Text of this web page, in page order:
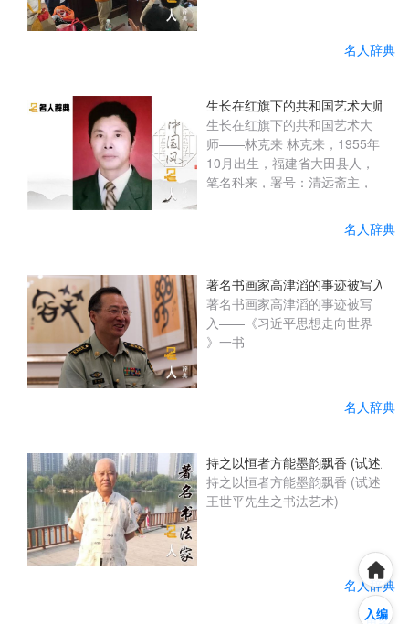
入编
迢来到会理县残联开展爱心助
式。在会理县残联的倡议支持
下，通过对接四川爱溢达飞洪
健康管理有限公司、成都青年
领秀企业管理咨询有限公司
后，两家企业积极响应为县残
名人辞典
生长在红旗下的共和国艺术大师
生长在红旗下的共和国艺术大
师——林克来 林克来，1955年
10月出生，福建省大田县人，
笔名科来，署号：清远斋主，
书协终身理事，中国(ZGSH
201904402) 当代著名书画
师。 原中国文化部文化市场发
展中心特聘书画家，中国艺术
学院特聘教授、博士生导师。
中国文化部文化艺术名誉顾
问。中共中央党校(2017.10)授
名人辞典
著名书画家高津滔的事迹被写入
著名书画家高津滔的事迹被写
入——《习近平思想走向世界
》一书
名人辞典
持之以恒者方能墨韵飘香 (试述王
持之以恒者方能墨韵飘香 (试述
王世平先生之书法艺术)
名人辞典